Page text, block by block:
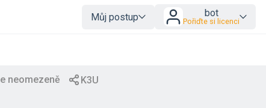
Můj postup bot
Pořiďte si licenci